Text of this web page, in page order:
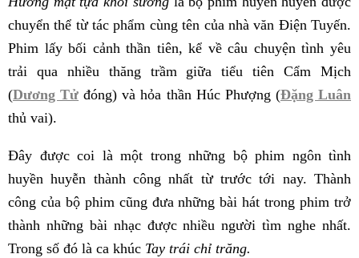
chuyển thể từ tác phẩm cùng tên của nhà văn Điện Tuyến.
Phim lấy bối cảnh thần tiên, kể về câu chuyện tình yêu
trải qua nhiều thăng trầm giữa tiểu tiên Cẩm Mịch
(Dương Tử đóng) và hỏa thần Húc Phượng (Đặng Luân
thủ vai).
Đây được coi là một trong những bộ phim ngôn tình
huyền huyễn thành công nhất từ trước tới nay. Thành
công của bộ phim cũng đưa những bài hát trong phim trở
thành những bài nhạc được nhiều người tìm nghe nhất.
Trong số đó là ca khúc Tay trái chỉ trăng.